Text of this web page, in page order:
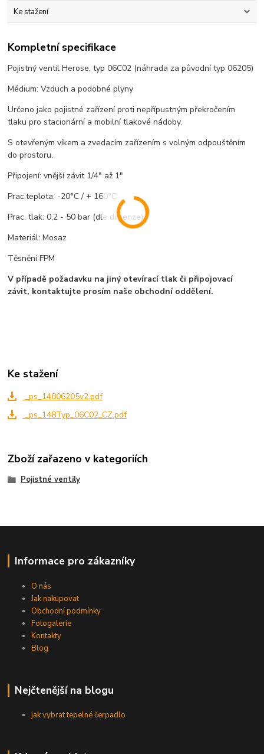
Ke stažení
Kompletní specifikace
Pojistný ventil Herose, typ 06C02 (náhrada za původní typ 06205)
Médium: Vzduch a podobné plyny
Určeno jako pojistné zařízení proti nepřípustným překročením
tlaku pro stacionární a mobilní tlakové nádoby.
S otevřeným víkem a zvedacím zařízením s volným odpouštěním
do prostoru.
Připojení: vnější závit 1/4" až 1"
Prac.teplota: -20°C / + 160°C
Prac. tlak: 0,2 - 50 bar (dle dimenze)
Materiál: Mosaz
Těsnění FPM
V případě požadavku na jiný otevírací tlak či připojovací
závit, kontaktujte prosím naše obchodní oddělení.
Ke stažení
_ps_14806205v2.pdf
_ps_148Typ_06C02_CZ.pdf
Zboží zařazeno v kategoriích
Pojistné ventily
Informace pro zákazníky
O nás
Jak nakupovat
Obchodní podmínky
Fotogalerie
Kontakty
Blog
Nejčtenější na blogu
jak vybrat tepelné čerpadlo